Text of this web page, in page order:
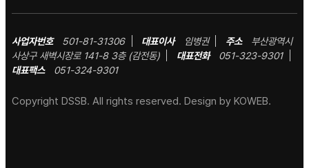
사업자번호 501-81-31306 대표이사 임병권 주소
부산광역시
사상구 새벽시장로 141-8 3층 (감전동)
대표전화
051-323-9301
대표팩스
051-324-9301
Copyright DSSB. All rights reserved. Design by KOWEB.